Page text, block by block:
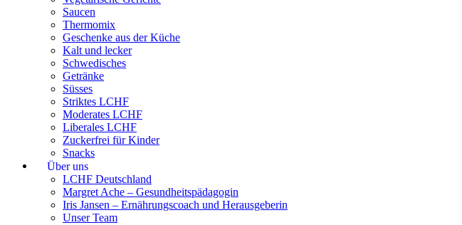
Saucen
Thermomix
Geschenke aus der Küche
Kalt und lecker
Schwedisches
Getränke
Süsses
Striktes LCHF
Moderates LCHF
Liberales LCHF
Zuckerfrei für Kinder
Snacks
Über uns
LCHF Deutschland
Margret Ache – Gesundheitspädagogin
Iris Jansen – Ernährungscoach und Herausgeberin
Unser Team